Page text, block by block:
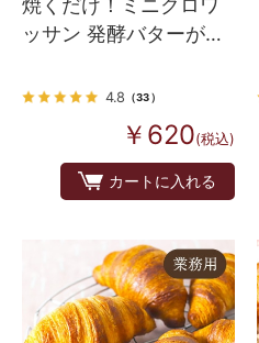
焼くだけ！ミニクロワ
ッサン 発酵バターが香
生地 8個入り
4.8 （33）
￥620(税込)
カートに入れる